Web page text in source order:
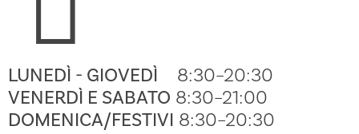
LUNEDÌ - GIOVEDÌ 8:30–20:30
VENERDÌ E SABATO 8:30–21:00
DOMENICA/FESTIVI 8:30–20:30